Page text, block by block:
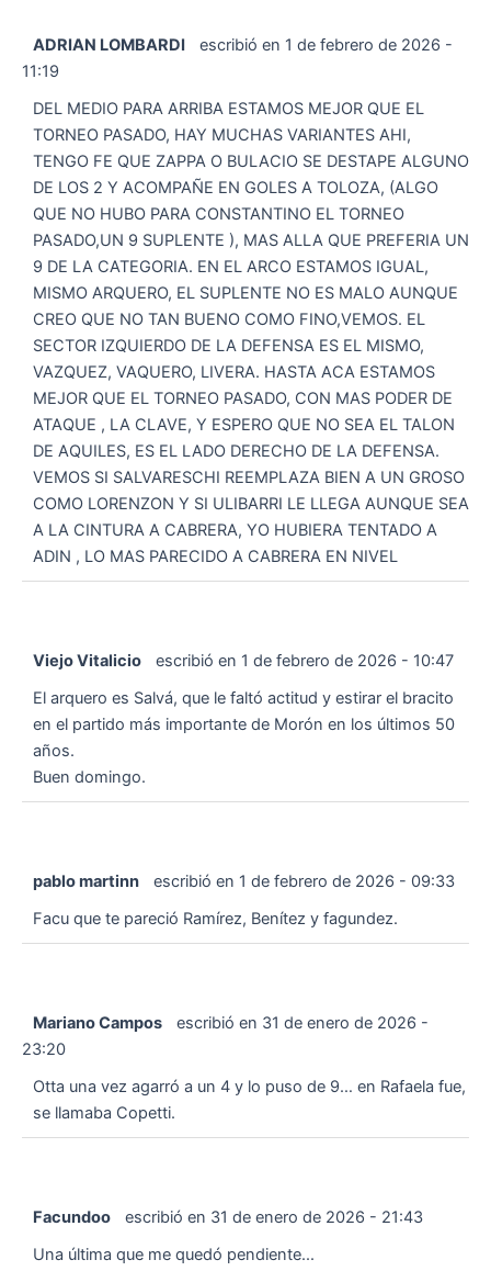
ADRIAN LOMBARDI escribió en 1 de febrero de 2026 -
11:19
DEL MEDIO PARA ARRIBA ESTAMOS MEJOR QUE EL
TORNEO PASADO, HAY MUCHAS VARIANTES AHI,
TENGO FE QUE ZAPPA O BULACIO SE DESTAPE ALGUNO
DE LOS 2 Y ACOMPAÑE EN GOLES A TOLOZA, (ALGO
QUE NO HUBO PARA CONSTANTINO EL TORNEO
PASADO,UN 9 SUPLENTE ), MAS ALLA QUE PREFERIA UN
9 DE LA CATEGORIA. EN EL ARCO ESTAMOS IGUAL,
MISMO ARQUERO, EL SUPLENTE NO ES MALO AUNQUE
CREO QUE NO TAN BUENO COMO FINO,VEMOS. EL
SECTOR IZQUIERDO DE LA DEFENSA ES EL MISMO,
VAZQUEZ, VAQUERO, LIVERA. HASTA ACA ESTAMOS
MEJOR QUE EL TORNEO PASADO, CON MAS PODER DE
ATAQUE , LA CLAVE, Y ESPERO QUE NO SEA EL TALON
DE AQUILES, ES EL LADO DERECHO DE LA DEFENSA.
VEMOS SI SALVARESCHI REEMPLAZA BIEN A UN GROSO
COMO LORENZON Y SI ULIBARRI LE LLEGA AUNQUE SEA
A LA CINTURA A CABRERA, YO HUBIERA TENTADO A
ADIN , LO MAS PARECIDO A CABRERA EN NIVEL
Viejo Vitalicio escribió en 1 de febrero de 2026 - 10:47
El arquero es Salvá, que le faltó actitud y estirar el bracito
en el partido más importante de Morón en los últimos 50
años.
Buen domingo.
pablo martinn escribió en 1 de febrero de 2026 - 09:33
Facu que te pareció Ramírez, Benítez y fagundez.
Mariano Campos escribió en 31 de enero de 2026 -
23:20
Otta una vez agarró a un 4 y lo puso de 9… en Rafaela fue,
se llamaba Copetti.
Facundoo escribió en 31 de enero de 2026 - 21:43
Una última que me quedó pendiente...